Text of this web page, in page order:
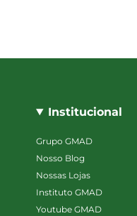
Institucional
Grupo GMAD
Nosso Blog
Nossas Lojas
Instituto GMAD
Youtube GMAD